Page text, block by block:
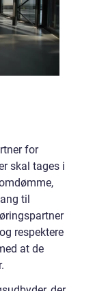
for
skal tages i
til
respektere
at de